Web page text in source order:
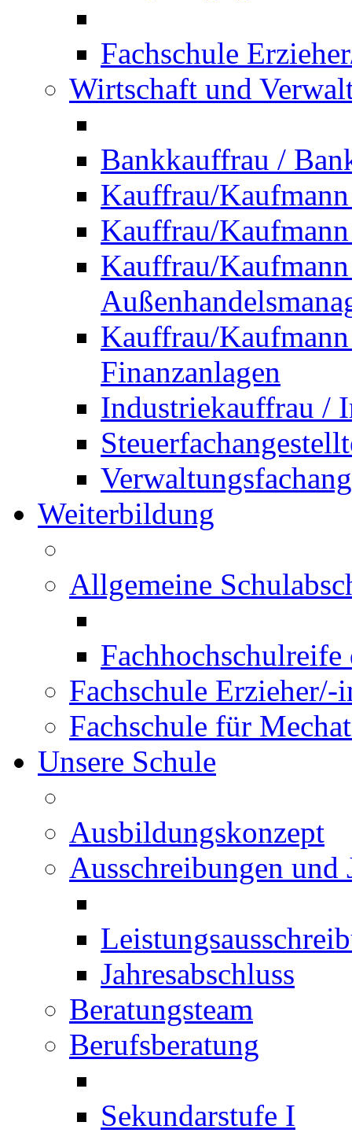
Fachschule
Wirtschaft und
Bankkauffrau /
Kauffrau/
Kauffrau/
Kauffrau/
Kauffrau/
Finanzanlagen
Industriekauffrau /
Weiterbildung
Allgemeine
Fachschule Erzieher/-
Fachschule für
Unsere Schule
Ausbildungskonzept
Ausschreibungen und
Jahresabschluss
Beratungsteam
Berufsberatung
Sekundarstufe I